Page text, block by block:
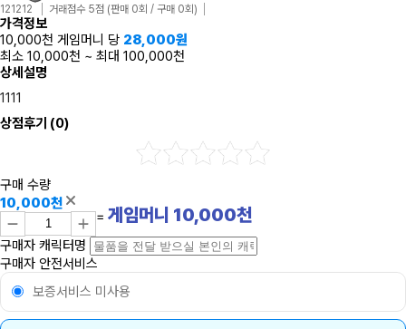
121212 거래점수 5점 (판매 0회 / 구매 0회)
가격정보
10,000천 게임머니 당 28,000원
최소 10,000천 ~ 최대 100,000천
상세설명
1111
상점후기 (0)
구매 수량
10,000천
= 게임머니 10,000천
구매자 캐릭터명
구매자 안전서비스
보증서비스 미사용